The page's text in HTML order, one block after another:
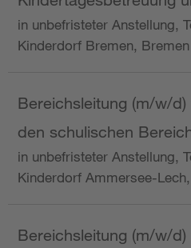
in unbefristeter Anstellung,
Kinderdorf Bremen, Bremen
Bereichsleitung (m/w/
den schulischen
in unbefristeter Anstellung,
Kinderdorf Ammersee-
Bereichsleitung (m/w/